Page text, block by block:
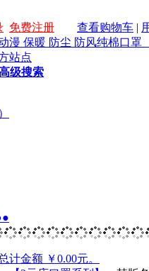
免费注册 查看购物车 |
级搜索
计金额 ￥0.00元。